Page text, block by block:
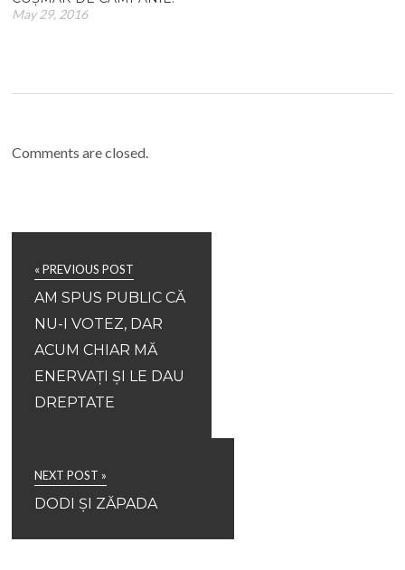
May 29, 2016
Comments are closed.
« PREVIOUS POST
AM SPUS PUBLIC CĂ
NU-I VOTEZ, DAR
ACUM CHIAR MĂ
ENERVAȚI ȘI LE DAU
DREPTATE
NEXT POST »
DODI ȘI ZĂPADA